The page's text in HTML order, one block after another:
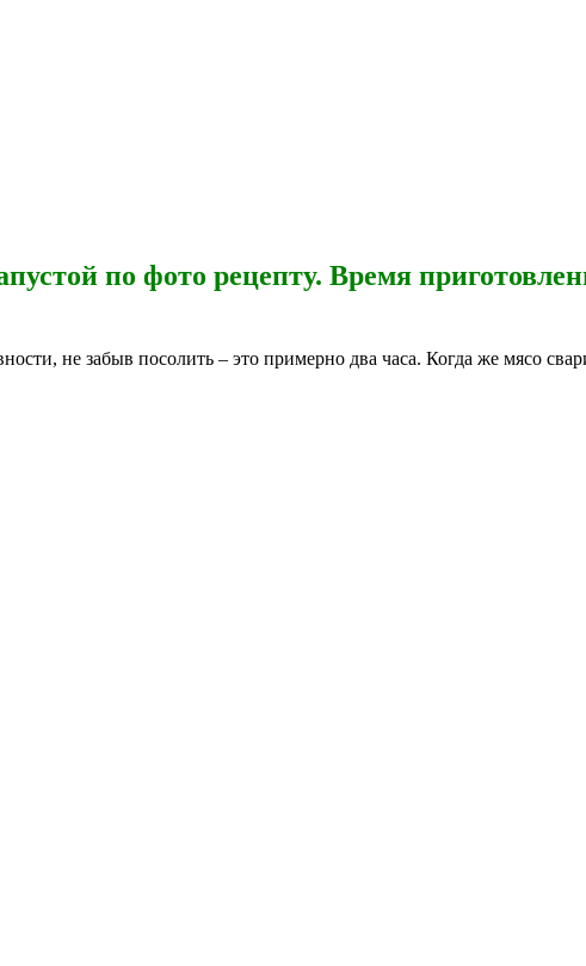
по фото рецепту. Время
не забыв посолить – это примерно два часа. Когда же мясо